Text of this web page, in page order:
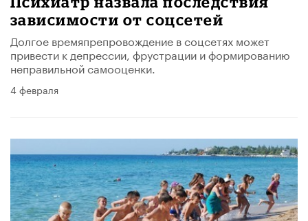
зависимости от соцсетей
Долгое времяпрепровождение в соцсетях может
привести к депрессии, фрустрации и формированию
неправильной самооценки.
4 февраля